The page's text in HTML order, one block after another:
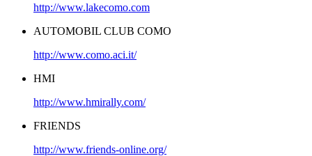
http://www.lakecomo.com
AUTOMOBIL CLUB COMO
http://www.como.aci.it/
HMI
http://www.hmirally.com/
FRIENDS
http://www.friends-online.org/